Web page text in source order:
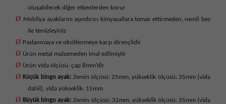
oluşabilecek diğer etkenlerden korur
Ø Mobilya ayaklarını aşındırıcı kimyasallara temas ettirmeden, nemli bez
ile temizleyiniz
Ø Paslanmaya ve oksitlenmeye karşı dirençlidir
Ø Ürün metal malzemeden imal edilmiştir
Ø Ürün vida ölçüsü; çap 8mm’dir
Ø Küçük bingo ayak: Zemin ölçüsü: 25mm, yükseklik ölçüsü: 35mm (vida
dahil), vida yükseklik: 15mm
Ø Büyük bingo ayak: Zemin ölçüsü: 32mm, yükseklik ölçüsü: 35mm (vida